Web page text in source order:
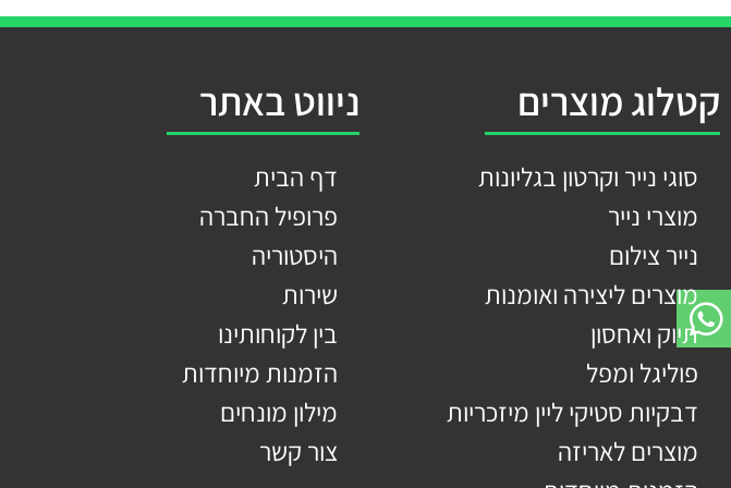
קטלוג מוצרים
סוגי נייר וקרטון בגליונות
מוצרי נייר
נייר צילום
מוצרים ליצירה ואומנות
תיוק ואחסון
פוליגל ומפל
דבקיות סטיקי ליין מיזכריות
מוצרים לאריזה
ניווט באתר
דף הבית
פרופיל החברה
היסטוריה
שירות
בין לקוחותינו
הזמנות מיוחדות
מילון מונחים
צור קשר